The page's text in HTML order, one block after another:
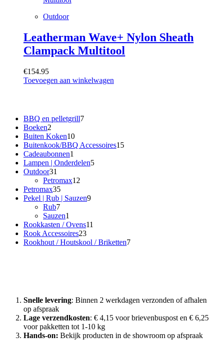
Outdoor
Leatherman Wave+ Nylon Sheath
Clampack Multitool
€154.95
Toevoegen aan winkelwagen
BBQ en pelletgrill77
Boeken2
producten
Buiten Koken1010
producten
Buitenkook/BBQ Accessoires1515
Cadeaubonnen1
product
Lampen | Onderdelen55
Outdoor31
producten
Petromax12
Petromax3535
producten
Pekel | Rub | Sauzen99
Rub77
producten
Sauzen1
product
Rookkasten / Ovens11
Rook Accessoires2323
producten
Rookhout / Houtskool / Briketten77
Snelle levering: Binnen 2 werkdagen verzonden of afhalen
op afspraak
Lage verzendkosten: € 4,15 voor brievenbuspost en € 6,25
voor pakketten tot 1-10 kg
Hands-on: Bekijk producten in de showroom op afspraak